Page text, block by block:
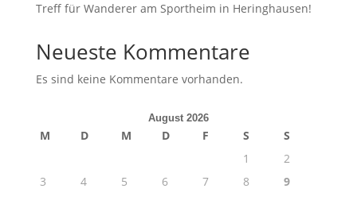
Treff für Wanderer am Sportheim in Heringhausen!
Neueste Kommentare
Es sind keine Kommentare vorhanden.
August 2026
M D M D F S
S
1
2
3
4 5 6 7 8
9